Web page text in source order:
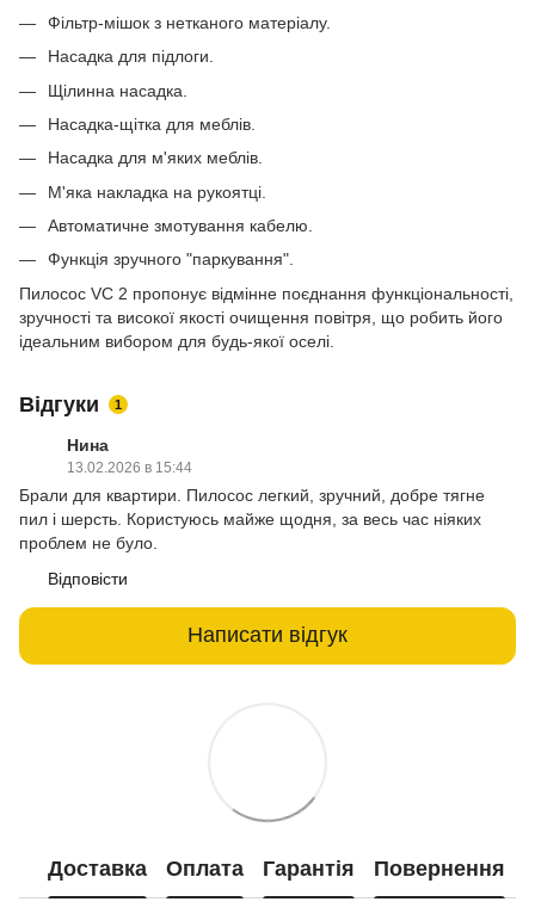
Фільтр-мішок з нетканого матеріалу.
Насадка для підлоги.
Щілинна насадка.
Насадка-щітка для меблів.
Насадка для м'яких меблів.
М'яка накладка на рукоятці.
Автоматичне змотування кабелю.
Функція зручного "паркування".
Пилосос VC 2 пропонує відмінне поєднання функціональності,
зручності та високої якості очищення повітря, що робить його
ідеальним вибором для будь-якої оселі.
Відгуки 1
Нина
13.02.2026 в 15:44
Брали для квартири. Пилосос легкий, зручний, добре тягне
пил і шерсть. Користуюсь майже щодня, за весь час ніяких
проблем не було.
Відповісти
Написати відгук
Доставка Оплата Гарантія Повернення